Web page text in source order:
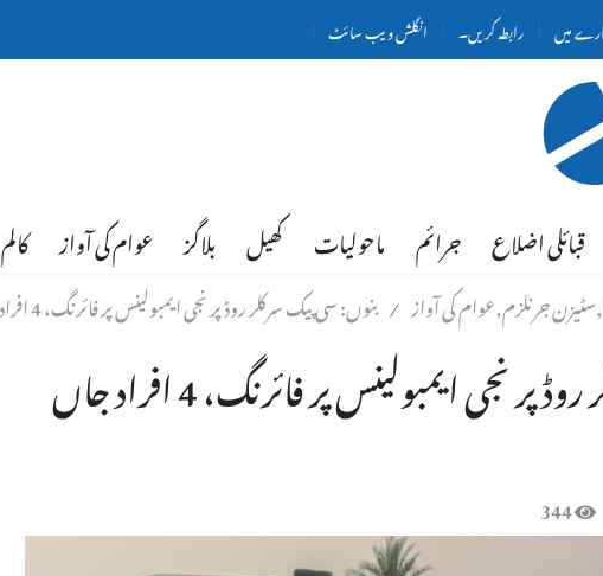
میں رابطہ کریں۔ انگلش ویب سائٹ
قبائلی اضلاع جرائم ماحولیات کھیل بلاگز عوام کی آواز کالم
بنوں: سی پیک سرکلر روڈ پر نجی ایمبولینس پر فائرنگ، 4 افراد جاں بحق جرنلزم,عوام کی آواز /
بنوں: سی پیک سرکلر روڈ پر نجی ایمبولینس پر فائرنگ، 4 افراد جاں